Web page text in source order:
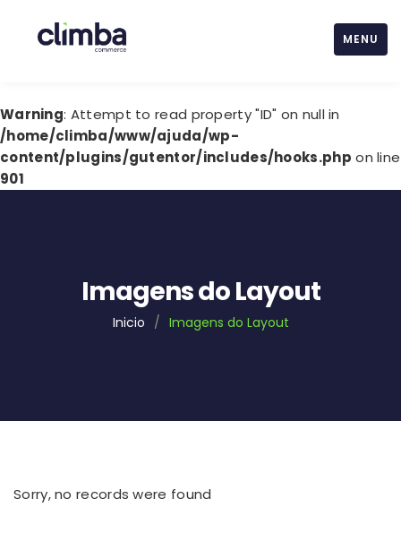
MENU
Warning: Attempt to read property "ID" on null in
/home/climba/www/ajuda/wp-
content/plugins/gutentor/includes/hooks.php on line
901
Imagens do Layout
Inicio / Imagens do Layout
Sorry, no records were found